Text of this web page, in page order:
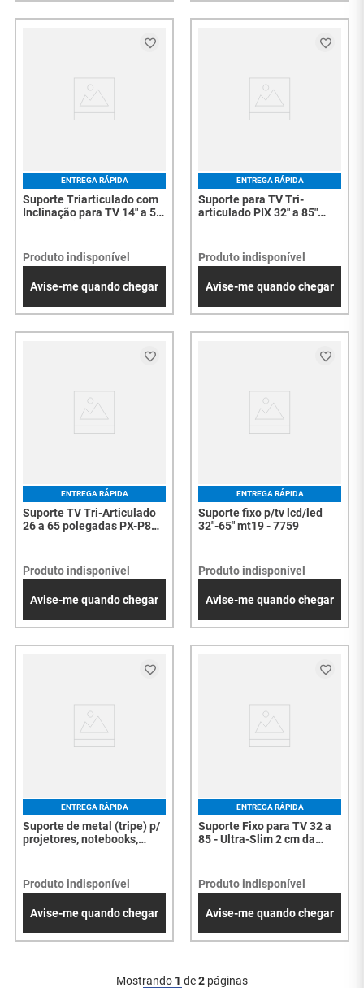
ENTREGA RÁPIDA
Suporte Triarticulado com
Inclinação para TV 14" a 55"
Produto indisponível
Avise-me quando chegar
ENTREGA RÁPIDA
Suporte para TV Tri-
articulado PIX 32" a 85"
Produto indisponível
Avise-me quando chegar
ENTREGA RÁPIDA
Suporte TV Tri-Articulado
26 a 65 polegadas PX-P8
Produto indisponível
Avise-me quando chegar
ENTREGA RÁPIDA
Suporte fixo p/tv lcd/led
32"-65" mt19 - 7759
Produto indisponível
Avise-me quando chegar
ENTREGA RÁPIDA
Suporte de metal (tripe) p/
projetores, notebooks,
Produto indisponível
Avise-me quando chegar
ENTREGA RÁPIDA
Suporte Fixo para TV 32 a
85 - Ultra-Slim 2 cm da
Produto indisponível
Avise-me quando chegar
Mostrando 1 de2 páginas